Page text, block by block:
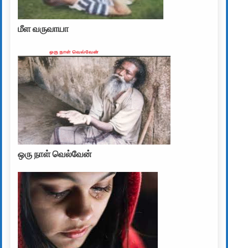
மீள வருவாயா
ஒரு நாள் வெல்வேன்